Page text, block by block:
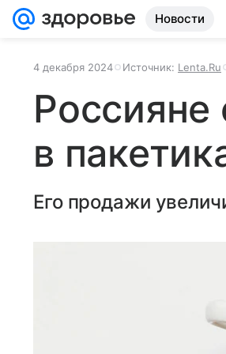
Новости
4 декабря 2024 Источник: Lenta.Ru
Россияне
в
Его продажи